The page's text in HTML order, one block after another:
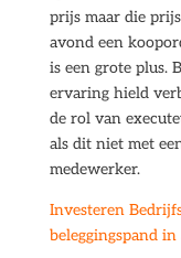
prijs maar die
avond een
is een grote plus.
ervaring hield
de rol van
als dit niet met
medewerker.
Investeren
beleggingspand in